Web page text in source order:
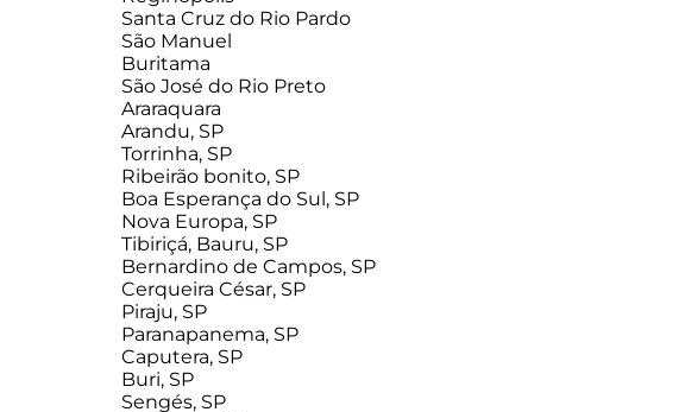
Santa Cruz do Rio Pardo
São Manuel
Buritama
São José do Rio Preto
Araraquara
Arandu, SP
Torrinha, SP
Ribeirão bonito, SP
Boa Esperança do Sul, SP
Nova Europa, SP
Tibiriçá, Bauru, SP
Bernardino de Campos, SP
Cerqueira César, SP
Piraju, SP
Paranapanema, SP
Caputera, SP
Buri, SP
Sengés, SP